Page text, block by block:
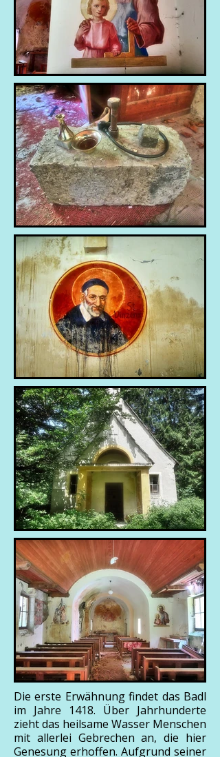
Die erste Erwähnung findet das Badl
im Jahre 1418. Über Jahrhunderte
zieht das heilsame Wasser Menschen
mit allerlei Gebrechen an, die hier
Genesung erhoffen. Aufgrund seiner